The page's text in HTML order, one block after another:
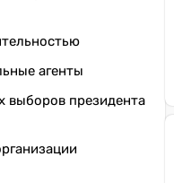
агенты
выборов президента